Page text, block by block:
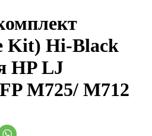
Kit) Hi-Black
HP LJ
M725/ M712